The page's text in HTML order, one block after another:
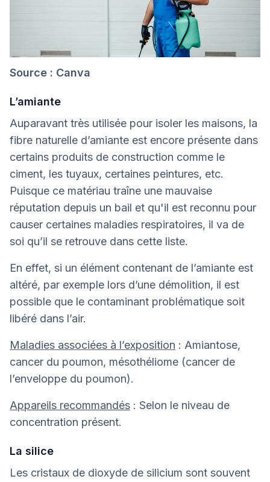
Source : Canva
L’amiante
Auparavant très utilisée pour isoler les maisons, la
fibre naturelle d’amiante est encore présente dans
certains produits de construction comme le
ciment, les tuyaux, certaines peintures, etc.
Puisque ce matériau traîne une mauvaise
réputation depuis un bail et qu'il est reconnu pour
causer certaines maladies respiratoires, il va de
soi qu’il se retrouve dans cette liste.
En effet, si un élément contenant de l’amiante est
altéré, par exemple lors d’une démolition, il est
possible que le contaminant problématique soit
libéré dans l’air.
Maladies associées à l’exposition : Amiantose,
cancer du poumon, mésothéliome (cancer de
l’enveloppe du poumon).
Appareils recommandés : Selon le niveau de
concentration présent.
La silice
Les cristaux de dioxyde de silicium sont souvent